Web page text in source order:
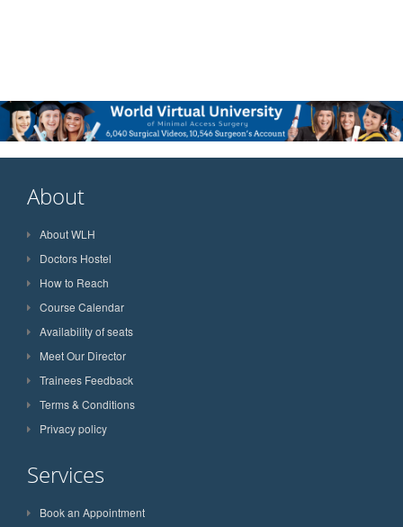
About
About WLH
Doctors Hostel
How to Reach
Course Calendar
Availability of seats
Meet Our Director
Trainees Feedback
Terms & Conditions
Privacy policy
Services
Book an Appointment